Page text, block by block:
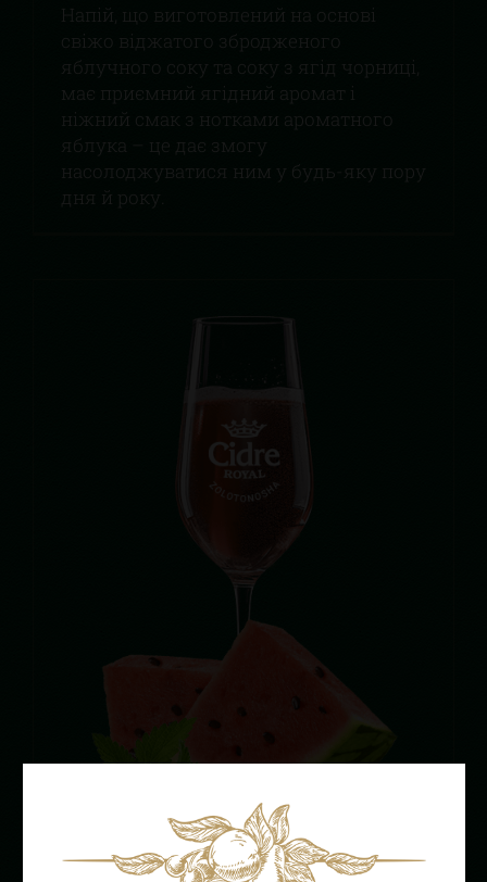
Напій, що виготовлений на основі
свіжо віджатого збродженого
яблучного соку та соку з ягід чорниці,
має приємний ягідний аромат і
ніжний смак з нотками ароматного
яблука – це дає змогу
насолоджуватися ним у будь-яку пору
дня й року.